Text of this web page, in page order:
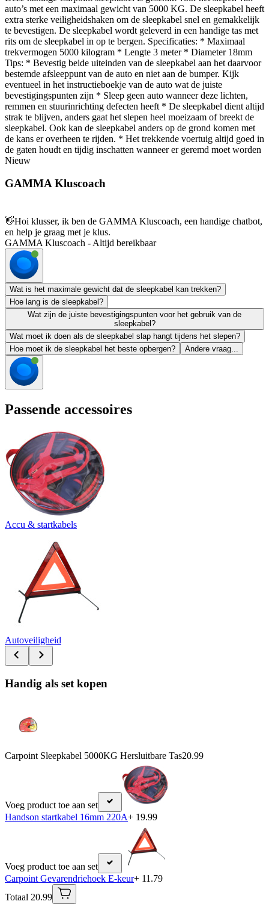
auto’s met een maximaal gewicht van 5000 KG. De sleepkabel heeft
extra sterke veiligheidshaken om de sleepkabel snel en gemakkelijk
te bevestigen. De sleepkabel wordt geleverd in een handige tas met
rits om de sleepkabel in op te bergen. Specificaties: * Maximaal
trekvermogen 5000 kilogram * Lengte 3 meter * Diameter 18mm
Tips: * Bevestig beide uiteinden van de sleepkabel aan het daarvoor
bestemde afsleeppunt van de auto en niet aan de bumper. Kijk
eventueel in het instructieboekje van de auto wat de juiste
bevestigingspunten zijn * Sleep geen auto wanneer deze lichten,
remmen en stuurinrichting defecten heeft * De sleepkabel dient altijd
strak te blijven, anders gaat het slepen heel moeizaam of breekt de
sleepkabel. Ook kan de sleepkabel anders op de grond komen met
de kans er overheen te rijden. * Het trekkende voertuig altijd goed in
de gaten houdt en tijdig inschatten wanneer er geremd moet worden
Nieuw
GAMMA Kluscoach
👋Hoi klusser, ik ben de GAMMA Kluscoach, een handige chatbot,
en help je graag met je klus.
GAMMA Kluscoach - Altijd bereikbaar
Wat is het maximale gewicht dat de sleepkabel kan trekken?
Hoe lang is de sleepkabel?
Wat zijn de juiste bevestigingspunten voor het gebruik van de
sleepkabel?
Wat moet ik doen als de sleepkabel slap hangt tijdens het slepen?
Hoe moet ik de sleepkabel het beste opbergen?
Andere vraag...
Passende accessoires
Accu & startkabels
Autoveiligheid
Handig als set kopen
Carpoint Sleepkabel 5000KG Hersluitbare Tas20.99
Voeg product toe aan set
Handson startkabel 16mm 220A+ 19.99
Voeg product toe aan set
Carpoint Gevarendriehoek E-keur+ 11.79
Totaal 20.99